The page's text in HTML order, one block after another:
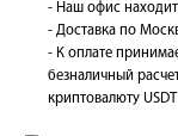
- Наш офис
- Доставка по
- К оплате
безналичный
криптовалюту USDT